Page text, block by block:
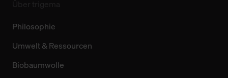
Philosophie
Umwelt & Ressourcen
Biobaumwolle